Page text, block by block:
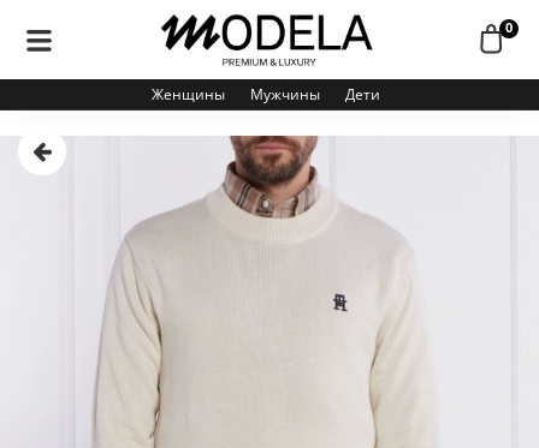
0
Женщины Мужчины Дети